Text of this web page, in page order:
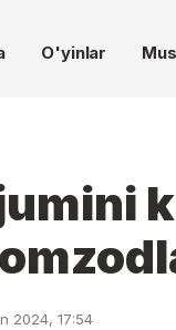
O'yinlar
2024, 17:54